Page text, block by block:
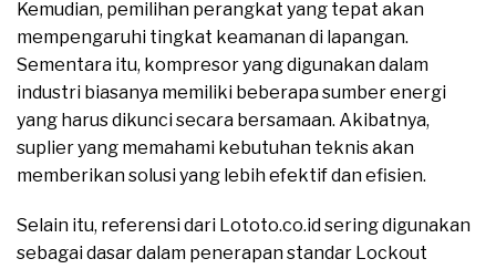
Kemudian, pemilihan perangkat yang tepat akan
mempengaruhi tingkat keamanan di lapangan.
Sementara itu, kompresor yang digunakan dalam
industri biasanya memiliki beberapa sumber energi
yang harus dikunci secara bersamaan. Akibatnya,
suplier yang memahami kebutuhan teknis akan
memberikan solusi yang lebih efektif dan efisien.
Selain itu, referensi dari Lototo.co.id sering digunakan
sebagai dasar dalam penerapan standar Lockout